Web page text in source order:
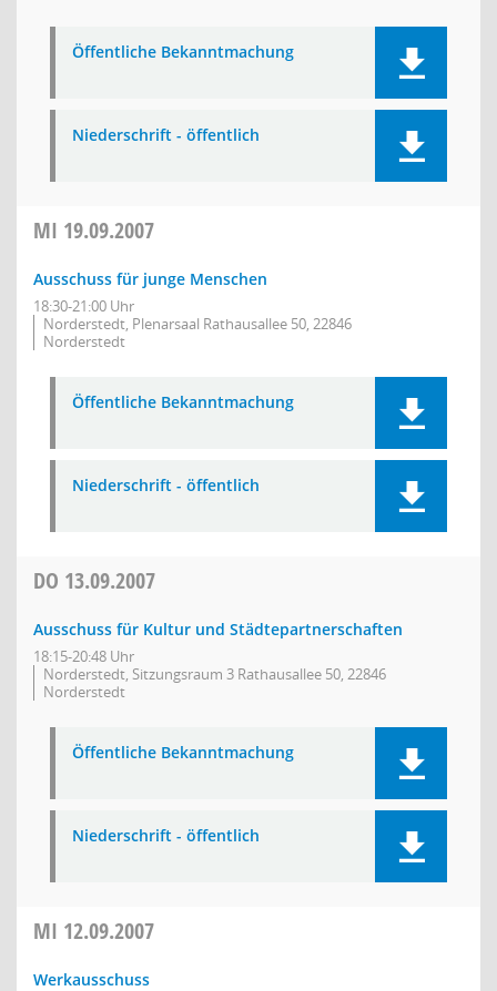
Öffentliche Bekanntmachung
Niederschrift - öffentlich
MI 19.09.2007
Ausschuss für junge Menschen
18:30-21:00 Uhr
Norderstedt, Plenarsaal Rathausallee 50, 22846
Norderstedt
Öffentliche Bekanntmachung
Niederschrift - öffentlich
DO 13.09.2007
Ausschuss für Kultur und Städtepartnerschaften
18:15-20:48 Uhr
Norderstedt, Sitzungsraum 3 Rathausallee 50, 22846
Norderstedt
Öffentliche Bekanntmachung
Niederschrift - öffentlich
MI 12.09.2007
Werkausschuss